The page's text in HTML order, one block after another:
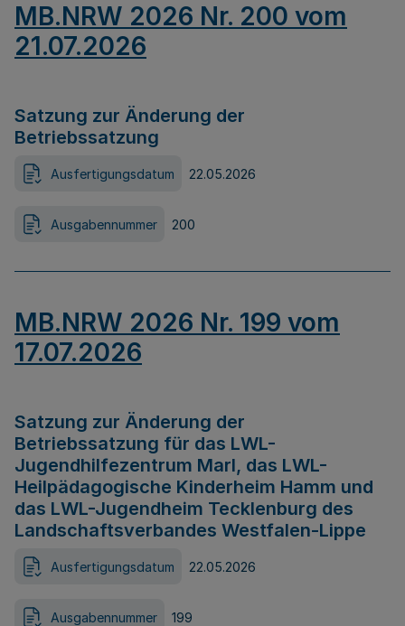
MB.NRW 2026 Nr. 200 vom
21.07.2026
Satzung zur Änderung der
Betriebssatzung
Ausfertigungsdatum 22.05.2026
Ausgabennummer 200
MB.NRW 2026 Nr. 199 vom
17.07.2026
Satzung zur Änderung der
Betriebssatzung für das LWL-
Jugendhilfezentrum Marl, das LWL-
Heilpädagogische Kinderheim Hamm und
das LWL-Jugendheim Tecklenburg des
Landschaftsverbandes Westfalen-Lippe
Ausfertigungsdatum 22.05.2026
Ausgabennummer 199